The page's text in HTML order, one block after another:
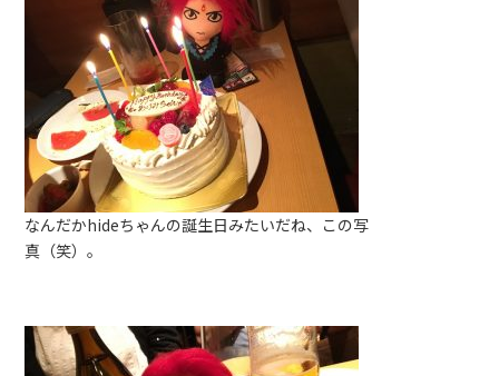
なんだかhideちゃんの誕生日みたいだね、この写
真（笑）。